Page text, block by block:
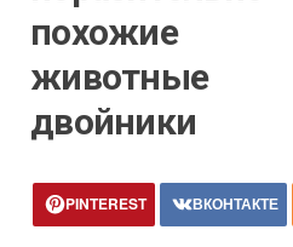
похожие
животные
двойники
PINTEREST ВКОНТАКТЕ